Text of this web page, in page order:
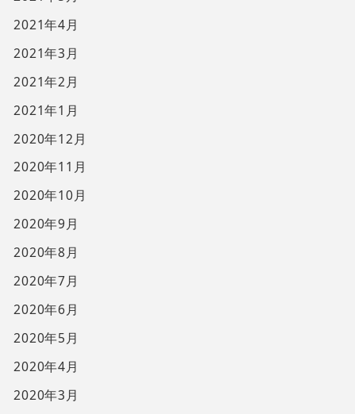
2021年4月
2021年3月
2021年2月
2021年1月
2020年12月
2020年11月
2020年10月
2020年9月
2020年8月
2020年7月
2020年6月
2020年5月
2020年4月
2020年3月